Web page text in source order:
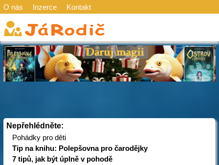
O nás Inzerce Kontakt
Nepřehlédněte:
Pohádky pro děti
Tip na knihu: Polepšovna pro čarodějky
7 tipů, jak být úplně v pohodě